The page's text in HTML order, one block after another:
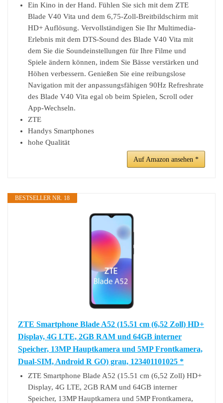
Ein Kino in der Hand. Fühlen Sie sich mit dem ZTE
Blade V40 Vita und dem 6,75-Zoll-Breitbildschirm mit
HD+ Auflösung. Vervollständigen Sie Ihr Multimedia-
Erlebnis mit dem DTS-Sound des Blade V40 Vita mit
dem Sie die Soundeinstellungen für Ihre Filme und
Spiele ändern können, indem Sie Bässe verstärken und
Höhen verbessern. Genießen Sie eine reibungslose
Navigation mit der anpassungsfähigen 90Hz Refreshrate
des Blade V40 Vita egal ob beim Spielen, Scroll oder
App-Wechseln.
ZTE
Handys Smartphones
hohe Qualität
Auf Amazon ansehen *
BESTSELLER NR. 18
ZTE Smartphone Blade A52 (15.51 cm (6,52 Zoll) HD+
Display, 4G LTE, 2GB RAM und 64GB interner
Speicher, 13MP Hauptkamera und 5MP Frontkamera,
Dual-SIM, Android R GO) grau, 123401101025 *
ZTE Smartphone Blade A52 (15.51 cm (6,52 Zoll) HD+
Display, 4G LTE, 2GB RAM und 64GB interner
Speicher, 13MP Hauptkamera und 5MP Frontkamera,